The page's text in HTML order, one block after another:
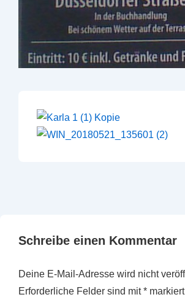
Schreibe einen Kommentar
Deine E-Mail-Adresse wird nicht
Erforderliche Felder sind mit* markiert